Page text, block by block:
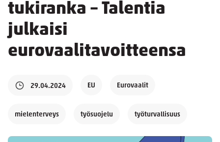
tukiranka – Talentia
julkaisi
eurovaalitavoitteensa
29.04.2024 EU Eurovaalit
mielenterveys työsuojelu työturvallisuus